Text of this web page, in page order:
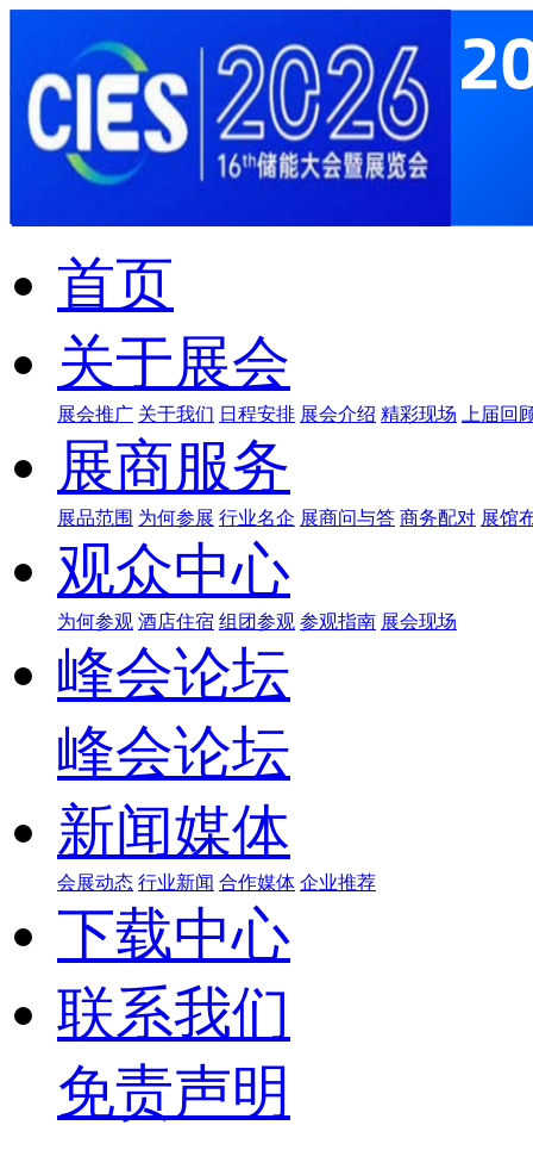
首页
关于展会
展会推广 关于我们 日程安排 展会介绍 精彩现场 上届回
展商服务
展品范围 为何参展 行业名企 展商问与答 商务配对 展馆
观众中心
为何参观 酒店住宿 组团参观 参观指南 展会现场
峰会论坛
峰会论坛
新闻媒体
会展动态 行业新闻 合作媒体 企业推荐
下载中心
联系我们
免责声明